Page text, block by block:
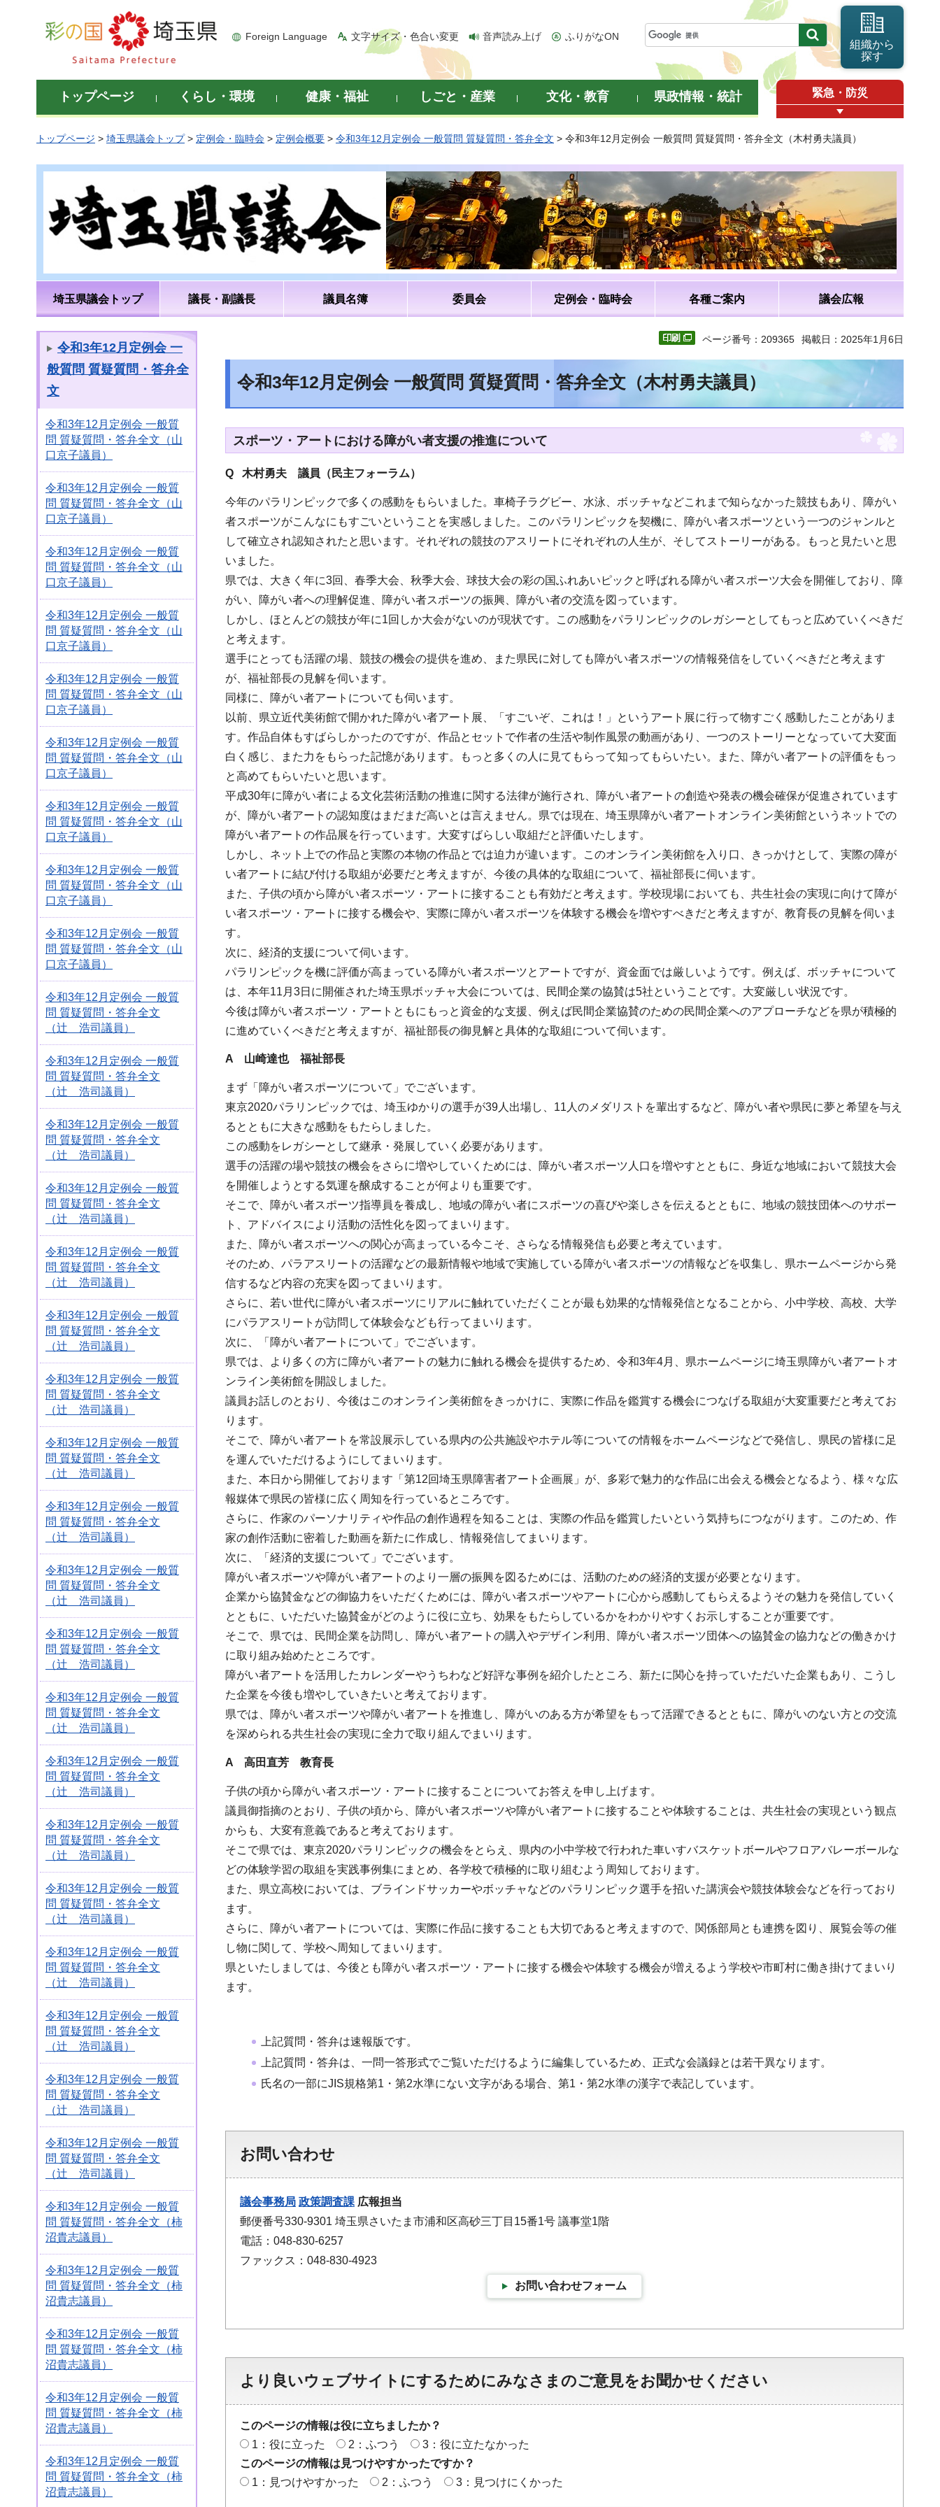
彩の国 埼玉県
Foreign Language 文字サイズ・色合い変更 音声読み上げ ふりがなON
組織から
探す
トップページ くらし・環境 健康・福祉 しごと・産業 文化・教育 県政情報・統計 緊急・防災
トップページ > 埼玉県議会トップ> 定例会・臨時会 > 定例会概要 > 令和3年12月定例会 一般質問 質疑質問・答弁全文 > 令和3年12月定例会 一般質問 質疑質問・答弁全文（木村勇夫議員）
埼玉県議会トップ 議長・副議長 議員名簿 委員会 定例会・臨時会 各種ご案内 議会広報
令和3年12月定例会 一
般質問 質疑質問・答弁全
文
令和3年12月定例会 一般質
問 質疑質問・答弁全文（山
口京子議員）
令和3年12月定例会 一般質
問 質疑質問・答弁全文（山
口京子議員）
令和3年12月定例会 一般質
問 質疑質問・答弁全文（山
口京子議員）
令和3年12月定例会 一般質
問 質疑質問・答弁全文（山
口京子議員）
令和3年12月定例会 一般質
問 質疑質問・答弁全文（山
口京子議員）
令和3年12月定例会 一般質
問 質疑質問・答弁全文（山
口京子議員）
令和3年12月定例会 一般質
問 質疑質問・答弁全文（山
口京子議員）
令和3年12月定例会 一般質
問 質疑質問・答弁全文（山
口京子議員）
令和3年12月定例会 一般質
問 質疑質問・答弁全文（山
口京子議員）
令和3年12月定例会 一般質
問 質疑質問・答弁全文
（辻 浩司議員）
令和3年12月定例会 一般質
問 質疑質問・答弁全文
（辻 浩司議員）
令和3年12月定例会 一般質
問 質疑質問・答弁全文
（辻 浩司議員）
令和3年12月定例会 一般質
問 質疑質問・答弁全文
（辻 浩司議員）
令和3年12月定例会 一般質
問 質疑質問・答弁全文
（辻 浩司議員）
令和3年12月定例会 一般質
問 質疑質問・答弁全文
（辻 浩司議員）
令和3年12月定例会 一般質
問 質疑質問・答弁全文
（辻 浩司議員）
令和3年12月定例会 一般質
問 質疑質問・答弁全文
（辻 浩司議員）
令和3年12月定例会 一般質
問 質疑質問・答弁全文
（辻 浩司議員）
令和3年12月定例会 一般質
問 質疑質問・答弁全文
（辻 浩司議員）
令和3年12月定例会 一般質
問 質疑質問・答弁全文
（辻 浩司議員）
令和3年12月定例会 一般質
問 質疑質問・答弁全文
（辻 浩司議員）
令和3年12月定例会 一般質
問 質疑質問・答弁全文
（辻 浩司議員）
令和3年12月定例会 一般質
問 質疑質問・答弁全文
（辻 浩司議員）
令和3年12月定例会 一般質
問 質疑質問・答弁全文
（辻 浩司議員）
令和3年12月定例会 一般質
問 質疑質問・答弁全文
（辻 浩司議員）
令和3年12月定例会 一般質
問 質疑質問・答弁全文
（辻 浩司議員）
令和3年12月定例会 一般質
問 質疑質問・答弁全文
（辻 浩司議員）
令和3年12月定例会 一般質
問 質疑質問・答弁全文
（辻 浩司議員）
令和3年12月定例会 一般質
問 質疑質問・答弁全文（柿
沼貴志議員）
令和3年12月定例会 一般質
問 質疑質問・答弁全文（柿
沼貴志議員）
令和3年12月定例会 一般質
問 質疑質問・答弁全文（柿
沼貴志議員）
令和3年12月定例会 一般質
問 質疑質問・答弁全文（柿
沼貴志議員）
令和3年12月定例会 一般質
問 質疑質問・答弁全文（柿
沼貴志議員）
ページ番号：209365 掲載日：2025年1月6日
令和3年12月定例会 一般質問 質疑質問・答弁全文（木村勇夫議員）
スポーツ・アートにおける障がい者支援の推進について
Q 木村勇夫 議員（民主フォーラム）
今年のパラリンピックで多くの感動をもらいました。車椅子ラグビー、水泳、ボッチャなどこれまで知らなかった競技もあり、障がい
者スポーツがこんなにもすごいということを実感しました。このパラリンピックを契機に、障がい者スポーツという一つのジャンルと
して確立され認知されたと思います。それぞれの競技のアスリートにそれぞれの人生が、そしてストーリーがある。もっと見たいと思
いました。
県では、大きく年に3回、春季大会、秋季大会、球技大会の彩の国ふれあいピックと呼ばれる障がい者スポーツ大会を開催しており、障
がい、障がい者への理解促進、障がい者スポーツの振興、障がい者の交流を図っています。
しかし、ほとんどの競技が年に1回しか大会がないのが現状です。この感動をパラリンピックのレガシーとしてもっと広めていくべきだ
と考えます。
選手にとっても活躍の場、競技の機会の提供を進め、また県民に対しても障がい者スポーツの情報発信をしていくべきだと考えます
が、福祉部長の見解を伺います。
同様に、障がい者アートについても伺います。
以前、県立近代美術館で開かれた障がい者アート展、「すごいぞ、これは！」というアート展に行って物すごく感動したことがありま
す。作品自体もすばらしかったのですが、作品とセットで作者の生活や制作風景の動画があり、一つのストーリーとなっていて大変面
白く感じ、また力をもらった記憶があります。もっと多くの人に見てもらって知ってもらいたい。また、障がい者アートの評価をもっ
と高めてもらいたいと思います。
平成30年に障がい者による文化芸術活動の推進に関する法律が施行され、障がい者アートの創造や発表の機会確保が促進されています
が、障がい者アートの認知度はまだまだ高いとは言えません。県では現在、埼玉県障がい者アートオンライン美術館というネットでの
障がい者アートの作品展を行っています。大変すばらしい取組だと評価いたします。
しかし、ネット上での作品と実際の本物の作品とでは迫力が違います。このオンライン美術館を入り口、きっかけとして、実際の障が
い者アートに結び付ける取組が必要だと考えますが、今後の具体的な取組について、福祉部長に伺います。
また、子供の頃から障がい者スポーツ・アートに接することも有効だと考えます。学校現場においても、共生社会の実現に向けて障が
い者スポーツ・アートに接する機会や、実際に障がい者スポーツを体験する機会を増やすべきだと考えますが、教育長の見解を伺いま
す。
次に、経済的支援について伺います。
パラリンピックを機に評価が高まっている障がい者スポーツとアートですが、資金面では厳しいようです。例えば、ボッチャについて
は、本年11月3日に開催された埼玉県ボッチャ大会については、民間企業の協賛は5社ということです。大変厳しい状況です。
今後は障がい者スポーツ・アートともにもっと資金的な支援、例えば民間企業協賛のための民間企業へのアプローチなどを県が積極的
に進めていくべきだと考えますが、福祉部長の御見解と具体的な取組について伺います。
A 山崎達也 福祉部長
まず「障がい者スポーツについて」でございます。
東京2020パラリンピックでは、埼玉ゆかりの選手が39人出場し、11人のメダリストを輩出するなど、障がい者や県民に夢と希望を与え
るとともに大きな感動をもたらしました。
この感動をレガシーとして継承・発展していく必要があります。
選手の活躍の場や競技の機会をさらに増やしていくためには、障がい者スポーツ人口を増やすとともに、身近な地域において競技大会
を開催しようとする気運を醸成することが何よりも重要です。
そこで、障がい者スポーツ指導員を養成し、地域の障がい者にスポーツの喜びや楽しさを伝えるとともに、地域の競技団体へのサポー
ト、アドバイスにより活動の活性化を図ってまいります。
また、障がい者スポーツへの関心が高まっている今こそ、さらなる情報発信も必要と考えています。
そのため、パラアスリートの活躍などの最新情報や地域で実施している障がい者スポーツの情報などを収集し、県ホームページから発
信するなど内容の充実を図ってまいります。
さらに、若い世代に障がい者スポーツにリアルに触れていただくことが最も効果的な情報発信となることから、小中学校、高校、大学
にパラアスリートが訪問して体験会なども行ってまいります。
次に、「障がい者アートについて」でございます。
県では、より多くの方に障がい者アートの魅力に触れる機会を提供するため、令和3年4月、県ホームページに埼玉県障がい者アートオ
ンライン美術館を開設しました。
議員お話しのとおり、今後はこのオンライン美術館をきっかけに、実際に作品を鑑賞する機会につなげる取組が大変重要だと考えてお
ります。
そこで、障がい者アートを常設展示している県内の公共施設やホテル等についての情報をホームページなどで発信し、県民の皆様に足
を運んでいただけるようにしてまいります。
また、本日から開催しております「第12回埼玉県障害者アート企画展」が、多彩で魅力的な作品に出会える機会となるよう、様々な広
報媒体で県民の皆様に広く周知を行っているところです。
さらに、作家のパーソナリティや作品の創作過程を知ることは、実際の作品を鑑賞したいという気持ちにつながります。このため、作
家の創作活動に密着した動画を新たに作成し、情報発信してまいります。
次に、「経済的支援について」でございます。
障がい者スポーツや障がい者アートのより一層の振興を図るためには、活動のための経済的支援が必要となります。
企業から協賛金などの御協力をいただくためには、障がい者スポーツやアートに心から感動してもらえるようその魅力を発信していく
とともに、いただいた協賛金がどのように役に立ち、効果をもたらしているかをわかりやすくお示しすることが重要です。
そこで、県では、民間企業を訪問し、障がい者アートの購入やデザイン利用、障がい者スポーツ団体への協賛金の協力などの働きかけ
に取り組み始めたところです。
障がい者アートを活用したカレンダーやうちわなど好評な事例を紹介したところ、新たに関心を持っていただいた企業もあり、こうし
た企業を今後も増やしていきたいと考えております。
県では、障がい者スポーツや障がい者アートを推進し、障がいのある方が希望をもって活躍できるとともに、障がいのない方との交流
を深められる共生社会の実現に全力で取り組んでまいります。
A 高田直芳 教育長
子供の頃から障がい者スポーツ・アートに接することについてお答えを申し上げます。
議員御指摘のとおり、子供の頃から、障がい者スポーツや障がい者アートに接することや体験することは、共生社会の実現という観点
からも、大変有意義であると考えております。
そこで県では、東京2020パラリンピックの機会をとらえ、県内の小中学校で行われた車いすバスケットボールやフロアバレーボールな
どの体験学習の取組を実践事例集にまとめ、各学校で積極的に取り組むよう周知しております。
また、県立高校においては、ブラインドサッカーやボッチャなどのパラリンピック選手を招いた講演会や競技体験会などを行っており
ます。
さらに、障がい者アートについては、実際に作品に接することも大切であると考えますので、関係部局とも連携を図り、展覧会等の催
し物に関して、学校へ周知してまいります。
県といたしましては、今後とも障がい者スポーツ・アートに接する機会や体験する機会が増えるよう学校や市町村に働き掛けてまいり
ます。
上記質問・答弁は速報版です。
上記質問・答弁は、一問一答形式でご覧いただけるように編集しているため、正式な会議録とは若干異なります。
氏名の一部にJIS規格第1・第2水準にない文字がある場合、第1・第2水準の漢字で表記しています。
お問い合わせ
議会事務局 政策調査課広報担当
郵便番号330-9301 埼玉県さいたま市浦和区高砂三丁目15番1号 議事堂1階
電話：048-830-6257
ファックス：048-830-4923
お問い合わせフォーム
より良いウェブサイトにするためにみなさまのご意見をお聞かせください
このページの情報は役に立ちましたか？
1：役に立った
2：ふつう
3：役に立たなかった
このページの情報は見つけやすかったですか？
1：見つけやすかった
2：ふつう 3：見つけにくかった